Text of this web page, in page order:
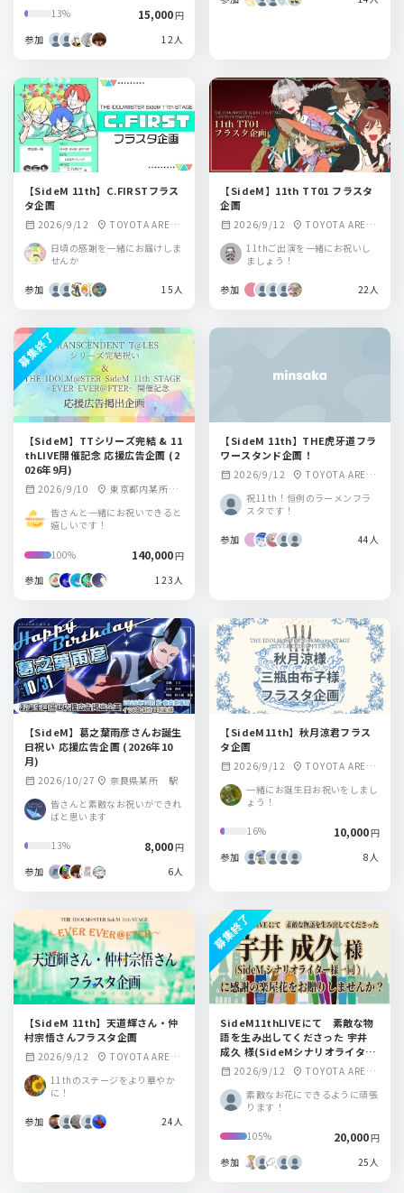
13% 15,000円
参加
12人
【SideM 11th】C.FIRSTフラス
タ企画
calendar_month 2026/9/12 location_on TOYOTA ARENA
日頃の感謝を一緒にお届けしま
せんか
参加 15人
【SideM】11th TT01 フラスタ
企画
calendar_month 2026/9/12 location_on TOYOTA ARENA
11thご出演を一緒にお祝いし
ましょう！
参加 22人
【SideM】TTシリーズ完結 & 11
thLIVE開催記念 応援広告企画 (2
026年9月)
calendar_month 2026/9/10 location_on 東京都内某所
駅/愛知県某所 駅
皆さんと一緒にお祝いできると
嬉しいです！
100% 140,000円
参加
123人
募集終了
【SideM 11th】THE虎牙道フラ
ワースタンド企画！
calendar_month 2026/9/12 location_on TOYOTA ARENA
祝11th！恒例のラーメンフラ
スタです！
参加 44人
【SideM】葛之葉雨彦さんお誕生
日祝い 応援広告企画 (2026年10
月)
calendar_month 2026/10/27 location_on 奈良県某所 駅
皆さんと素敵なお祝いができれ
ばと思います
13% 8,000円
参加
6人
【SideM11th】秋月涼君フラス
タ企画
calendar_month 2026/9/12 location_on TOYOTA ARENA
一緒にお誕生日お祝いをしまし
ょう！
16% 10,000円
参加
8人
【SideM 11th】天道輝さん・仲
村宗悟さんフラスタ企画
calendar_month 2026/9/12 location_on TOYOTA ARENA
11thのステージをより華やか
に！
参加 24人
SideM11thLIVEにて 素敵な物
語を生み出してくださった 宇井
成久 様(SideMシナリオライター
様一同)に感謝の楽屋花をお贈りし
ませんか？
calendar_month 2026/9/12 location_on TOYOTA ARENA
素敵なお花にできるように頑張
ります！
105% 20,000円
参加
25人
募集終了